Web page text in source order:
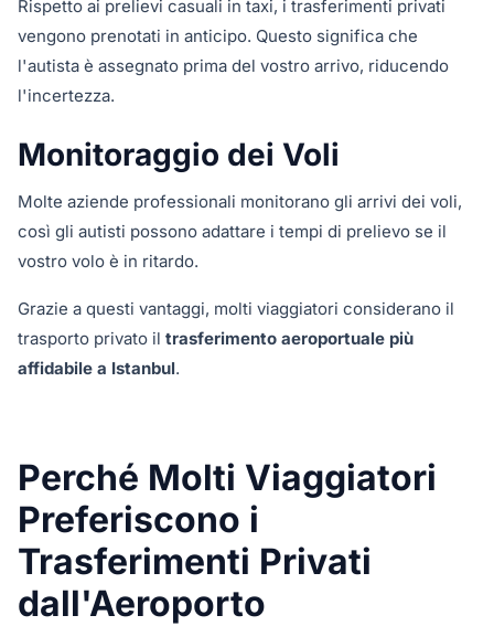
Rispetto ai prelievi casuali in taxi, i trasferimenti privati
vengono prenotati in anticipo. Questo significa che
l'autista è assegnato prima del vostro arrivo, riducendo
l'incertezza.
Monitoraggio dei Voli
Molte aziende professionali monitorano gli arrivi dei voli,
così gli autisti possono adattare i tempi di prelievo se il
vostro volo è in ritardo.
Grazie a questi vantaggi, molti viaggiatori considerano il
trasporto privato il trasferimento aeroportuale più
affidabile a Istanbul.
Perché Molti Viaggiatori
Preferiscono i
Trasferimenti Privati
dall'Aeroporto